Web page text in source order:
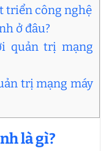
triển công nghệ
ở đâu?
quản trị mạng
trị mạng máy
là gì?